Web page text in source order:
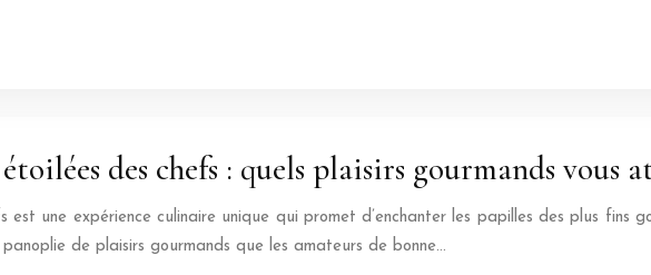
des chefs : quels plaisirs gourmands vous
est une expérience culinaire unique qui promet d’enchanter les papilles des plus fins
de plaisirs gourmands que les amateurs de bonne…